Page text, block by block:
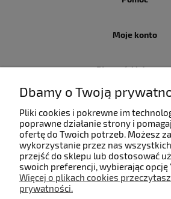
Moje konto
Płatności i
O nas
Dbamy o Twoją
Pliki cookies i pokrewne im
poprawne działanie strony i
ofertę do Twoich potrzeb. Możesz
wykorzystanie przez nas
przejść do sklepu lub dostosować
swoich preferencji, wybierając opcję
Więcej o plikach cookies
prywatności.